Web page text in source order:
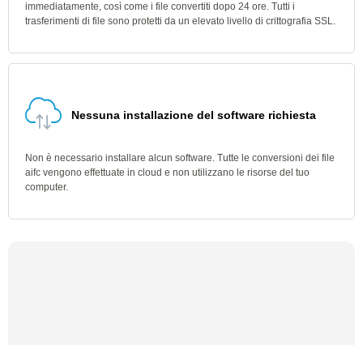
immediatamente, così come i file convertiti dopo 24 ore. Tutti i
trasferimenti di file sono protetti da un elevato livello di crittografia SSL.
Nessuna installazione del software richiesta
Non è necessario installare alcun software. Tutte le conversioni dei file
aifc vengono effettuate in cloud e non utilizzano le risorse del tuo
computer.